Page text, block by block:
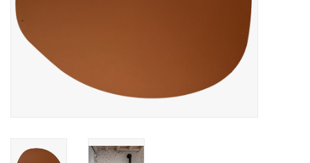
Rechthoekige , vierkante, ronde
magneetborden